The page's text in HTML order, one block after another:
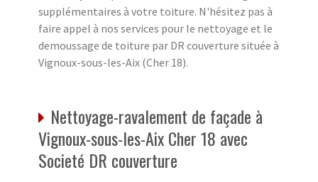
supplémentaires à votre toiture. N'hésitez pas à
faire appel à nos services pour le nettoyage et le
demoussage de toiture par DR couverture située à
Vignoux-sous-les-Aix (Cher 18).
Nettoyage-ravalement de façade à
Vignoux-sous-les-Aix Cher 18 avec
Societé DR couverture